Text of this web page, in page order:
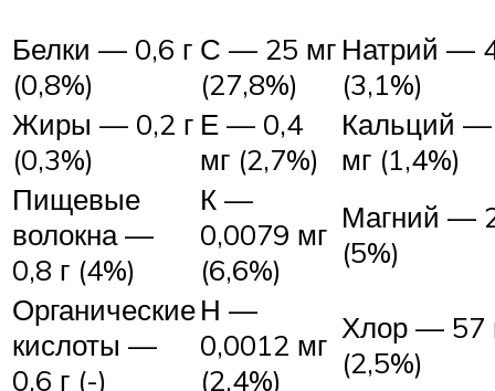
Белки — 0,6 г
(0,8%)
С — 25 мг
(27,8%)
Натрий —
(3,1%)
Жиры — 0,2 г
(0,3%)
Е — 0,4
мг (2,7%)
Кальций
мг (1,4%)
Пищевые
волокна —
0,8 г (4%)
К —
0,0079 мг
(6,6%)
Магний —
(5%)
Органические
кислоты —
0,6 г (-)
Н —
0,0012 мг
(2,4%)
Хлор — 57
(2,5%)